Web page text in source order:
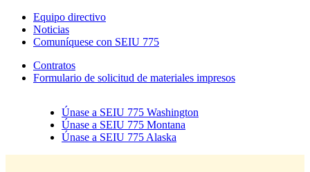
Equipo directivo
Noticias
Comuníquese con SEIU 775
Contratos
Formulario de solicitud de materiales impresos
Únase a SEIU 775 Washington
Únase a SEIU 775 Montana
Únase a SEIU 775 Alaska